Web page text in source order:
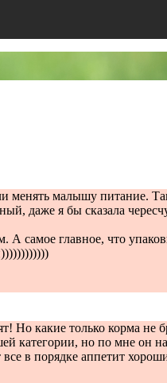
малышу питание.
даже я бы сказала
самое главное, что
какие только корма не
категории, но по мне
в порядке аппетит